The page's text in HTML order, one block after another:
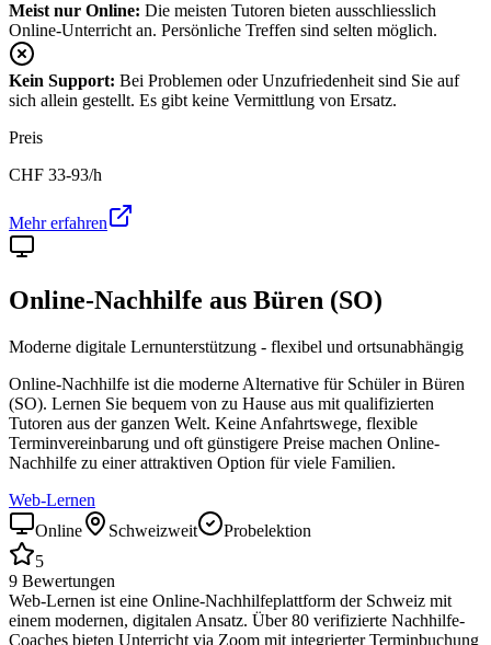
Meist nur Online: Die meisten Tutoren bieten ausschliesslich
Online-Unterricht an. Persönliche Treffen sind selten möglich.
Kein Support: Bei Problemen oder Unzufriedenheit sind Sie auf
sich allein gestellt. Es gibt keine Vermittlung von Ersatz.
Preis
CHF 33-93/h
Mehr erfahren
Online-Nachhilfe aus Büren (SO)
Moderne digitale Lernunterstützung - flexibel und ortsunabhängig
Online-Nachhilfe ist die moderne Alternative für Schüler in Büren
(SO). Lernen Sie bequem von zu Hause aus mit qualifizierten
Tutoren aus der ganzen Welt. Keine Anfahrtswege, flexible
Terminvereinbarung und oft günstigere Preise machen Online-
Nachhilfe zu einer attraktiven Option für viele Familien.
Web-Lernen
Online
Schweizweit
Probelektion
5
9 Bewertungen
Web-Lernen ist eine Online-Nachhilfeplattform der Schweiz mit
einem modernen, digitalen Ansatz. Über 80 verifizierte Nachhilfe-
Coaches bieten Unterricht via Zoom mit integrierter Terminbuchung